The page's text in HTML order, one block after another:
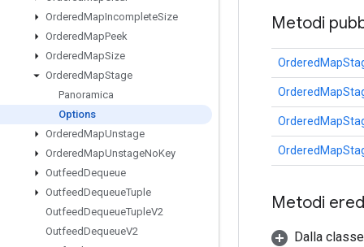
OrderedMapIncompleteSize
OrderedMapPeek
OrderedMapSize
OrderedMapStage
Panoramica
Options
OrderedMapUnstage
OrderedMapUnstageNoKey
OutfeedDequeue
OutfeedDequeueTuple
OutfeedDequeueTupleV2
OutfeedDequeueV2
Metodi
Metodi
Dalla